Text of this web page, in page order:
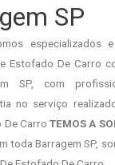
SP
especializados
Estofado De Carro
SP, com
no serviço
De CarroTEMOS A
toda Barragem SP,